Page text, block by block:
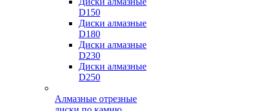
D150
Диски алмазные
D180
Диски алмазные
D230
Диски алмазные
D250
Алмазные отрезные